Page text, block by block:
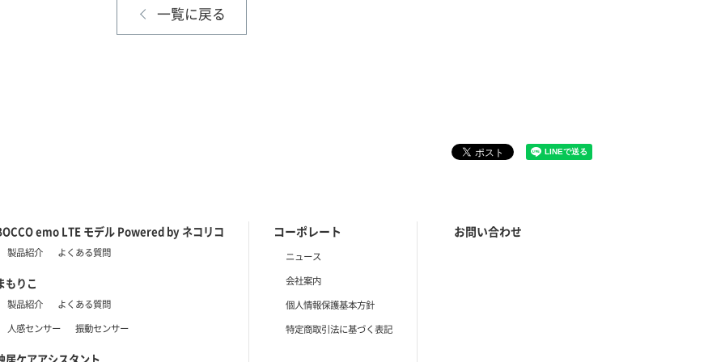
一覧に戻る
emo LTE モデル Powered by ネコリコ
製品紹介 よくある質問
もりこ
製品紹介
よくある質問
人感センサー
振動センサー
居ケアアシスタント
コーポレート
ニュース
会社案内
個人情報保護基本方針
特定商取引法に基づく表記
お問い合わせ